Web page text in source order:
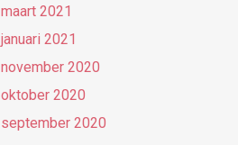
maart 2021
januari 2021
november 2020
oktober 2020
september 2020